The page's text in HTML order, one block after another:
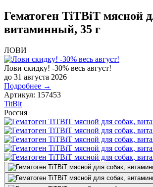
Гематоген TiTBiT мясной
витаминный, 35 г
ЛОВИ
Лови скидку! -30% весь август!
до 31 августа 2026
Подробнее →
Артикул: 157453
TitBit
Россия